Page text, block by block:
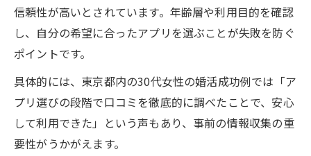
効率よく婚活を進める短期成婚のコツ
女性の婚活で短期間に成果を出す進め方
婚活の3ヶ月ルールを活用した効率的な方
法
東京都婚活アプリのメリットを最大化する
コツ
理想の相手に出会うためのタイムマネジメ
信頼性が高いとされています。年齢層や利用目的を確認
し、自分の希望に合ったアプリを選ぶことが失敗を防ぐ
ポイントです。
具体的には、東京都内の30代女性の婚活成功例では「ア
プリ選びの段階で口コミを徹底的に調べたことで、安心
して利用できた」という声もあり、事前の情報収集の重
要性がうかがえます。